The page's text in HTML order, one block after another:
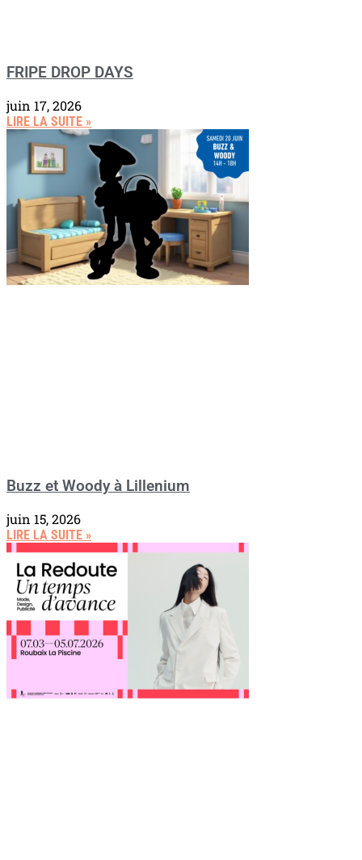
FRIPE DROP DAYS
juin 17, 2026
LIRE LA SUITE »
Buzz et Woody à Lillenium
juin 15, 2026
LIRE LA SUITE »